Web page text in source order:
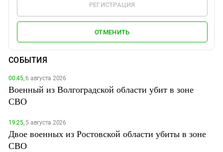
РЕГИСТРАЦИЯ
ОТМЕНИТЬ
СОБЫТИЯ
00:45,6 августа 2026
Военный из Волгоградской области убит в зоне
СВО
19:25,5 августа 2026
Двое военных из Ростовской области убиты в зоне
СВО